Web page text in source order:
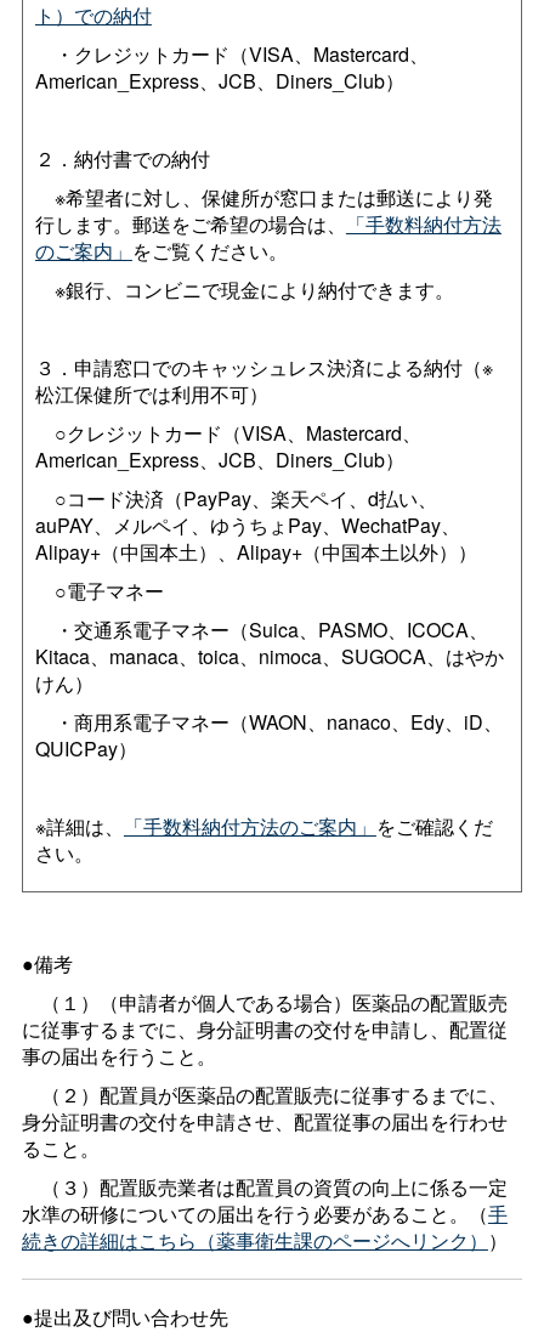
ト）での納付
・クレジットカード（VISA、Mastercard、
American_Express、JCB、Diners_Club）
２．納付書での納付
※希望者に対し、保健所が窓口または郵送により発
行します。郵送をご希望の場合は、
「手数料納付方法
のご案内」 をご覧ください。
※銀行、コンビニで現金により納付できます。
３．申請窓口でのキャッシュレス決済による納付（※
松江保健所では利用不可）
○クレジットカード（VISA、Mastercard、
American_Express、JCB、Diners_Club）
○コード決済（PayPay、楽天ペイ、d払い、
auPAY、メルペイ、ゆうちょPay、WechatPay、
Alipay+（中国本土）、Alipay+（中国本土以外））
○電子マネー
・交通系電子マネー（Suica、PASMO、ICOCA、
Kitaca、manaca、toica、nimoca、SUGOCA、はやか
けん）
・商用系電子マネー（WAON、nanaco、Edy、iD、
QUICPay）
※詳細は、 「手数料納付方法のご案内」 をご確認くだ
さい。
●備考
（１）（申請者が個人である場合）医薬品の配置販売
に従事するまでに、身分証明書の交付を申請し、配置従
事の届出を行うこと。
（２）配置員が医薬品の配置販売に従事するまでに、
身分証明書の交付を申請させ、配置従事の届出を行わせ
ること。
（３）配置販売業者は配置員の資質の向上に係る一定
水準の研修についての届出を行う必要があること。（手
続きの詳細はこちら（薬事衛生課のページへリンク） ）
●提出及び問い合わせ先